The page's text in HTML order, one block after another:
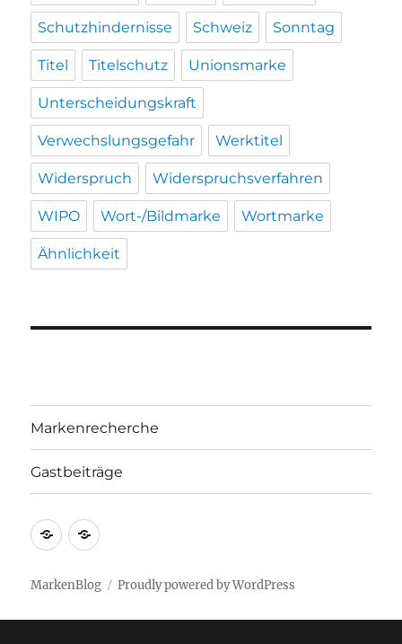
Schutzhindernisse Schweiz Sonntag
Titel Titelschutz Unionsmarke
Unterscheidungskraft
Verwechslungsgefahr Werktitel
Widerspruch Widerspruchsverfahren
WIPO Wort-/Bildmarke Wortmarke
Ähnlichkeit
Markenrecherche
Gastbeiträge
Markenrecherche
Gastbeiträge
MarkenBlog Proudly powered by WordPress